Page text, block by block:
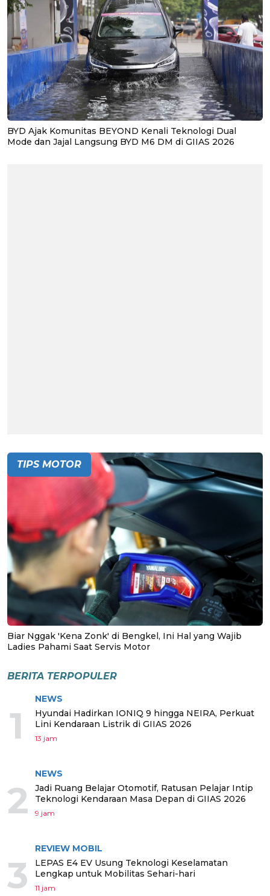
BYD Ajak Komunitas BEYOND Kenali Teknologi Dual
Mode dan Jajal Langsung BYD M6 DM di GIIAS 2026
TIPS MOTOR
Biar Nggak 'Kena Zonk' di Bengkel, Ini Hal yang Wajib
Ladies Pahami Saat Servis Motor
BERITA TERPOPULER
1
NEWS
Hyundai Hadirkan IONIQ 9 hingga NEIRA, Perkuat
Lini Kendaraan Listrik di GIIAS 2026
13 jam
2
NEWS
Jadi Ruang Belajar Otomotif, Ratusan Pelajar Intip
Teknologi Kendaraan Masa Depan di GIIAS 2026
9 jam
3
REVIEW MOBIL
LEPAS E4 EV Usung Teknologi Keselamatan
Lengkap untuk Mobilitas Sehari-hari
11 jam